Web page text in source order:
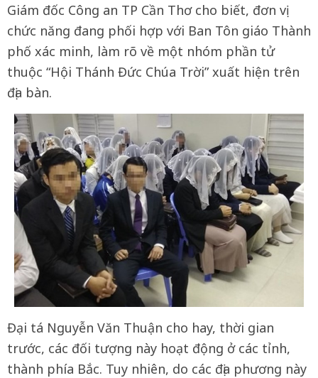
Giám đốc Công an TP Cần Thơ cho biết, đơn vị
chức năng đang phối hợp với Ban Tôn giáo Thành
phố xác minh, làm rõ về một nhóm phần tử
thuộc “Hội Thánh Đức Chúa Trời” xuất hiện trên
địa bàn.
Đại tá Nguyễn Văn Thuận cho hay, thời gian
trước, các đối tượng này hoạt động ở các tỉnh,
thành phía Bắc. Tuy nhiên, do các địa phương này